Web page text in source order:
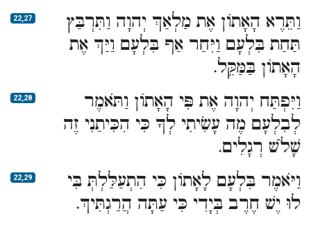
22,27
וַתֵּרֶא הָאָתוֹן אֶת מַלְאַךְ יְהוָה וַתִּרְבַּץ
תַּחַת בִּלְעָם וַיִּחַר אַף בִּלְעָם וַיַּךְ אֶת
הָאָתוֹן בַּמַּקֵּל.
22,28
וַיִּפְתַּח יְהוָה אֶת פִּי הָאָתוֹן וַתֹּאמֶר
לְבִלְעָם מֶה עָשִׂיתִי לְךָ כִּי הִכִּיתַנִי זֶה
שָׁלֹשׁ רְגָלִים.
22,29
וַיֹּאמֶר בִּלְעָם לָאָתוֹן כִּי הִתְעַלַּלְתְּ בִּי
לוּ יֶשׁ חֶרֶב בְּיָדִי כִּי עַתָּה הֲרַגְתִּיךְ.